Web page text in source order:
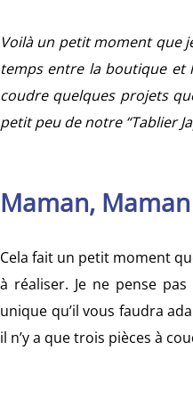
Voilà un petit moment que
temps entre la boutique et
coudre quelques projets
petit peu de notre “Tablier
Maman,
Cela fait un petit moment
à réaliser. Je ne pense
unique qu’il vous faudra
il n’y a que trois pièces à